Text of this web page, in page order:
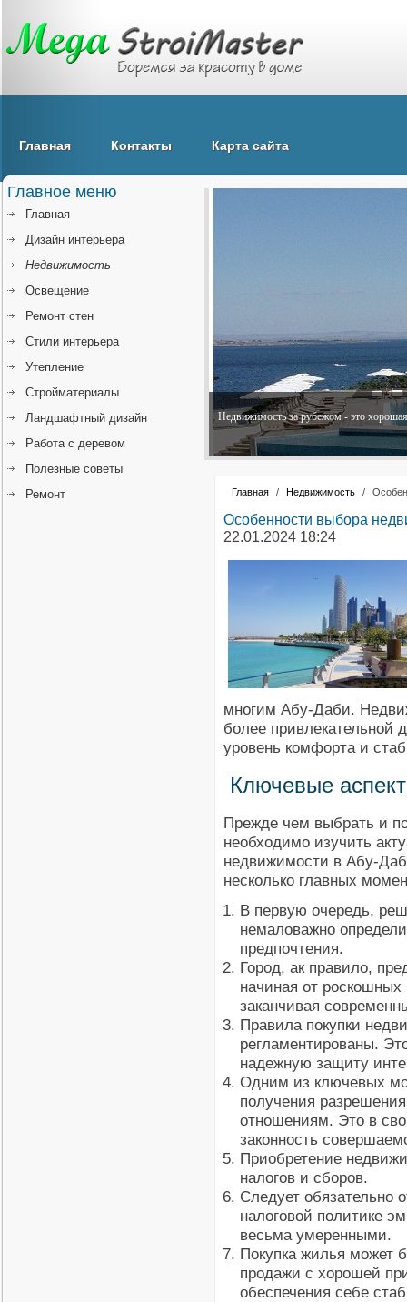
Главная Контакты Карта сайта
Недвижимость за рубежом - это
Главная / Недвижимость /
Особенности выбора
22.01.2024 18:24
многим Абу-Даби.
более привлекательной
уровень комфорта и
Ключевые
Прежде чем выбрать и
необходимо изучить
недвижимости в Абу-
несколько главных
В первую очередь,
немаловажно
предпочтения.
Город, ак правило,
начиная от
заканчивая
Правила покупки
регламентированы.
надежную защиту
Одним из ключевых
получения
отношениям. Это в
законность
Приобретение
налогов и сборов.
Следует обязательно
налоговой политике
весьма умеренными.
Покупка жилья может
продажи с хорошей
обеспечения себе
Главное меню
Главная
Дизайн интерьера
Недвижимость
Освещение
Ремонт стен
Стили интерьера
Утепление
Стройматериалы
Ландшафтный дизайн
Работа с деревом
Полезные советы
Ремонт